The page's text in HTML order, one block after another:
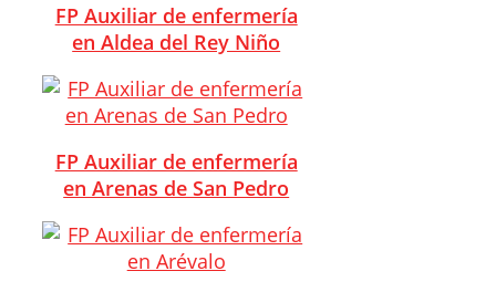
FP Auxiliar de enfermería
en Aldea del Rey Niño
FP Auxiliar de enfermería
en Arenas de San Pedro